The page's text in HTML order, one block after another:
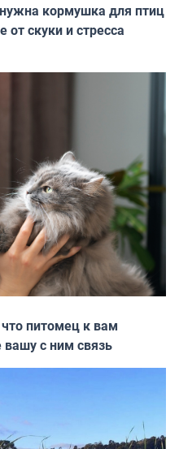
кормушка для птиц
скуки и стресса
питомец к вам
с ним связь